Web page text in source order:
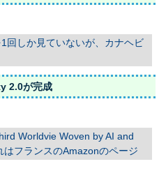
回しか見ていないが、カナヘビ
2.0が完成
Worldvie Woven by AI and
フランスのAmazonのページ